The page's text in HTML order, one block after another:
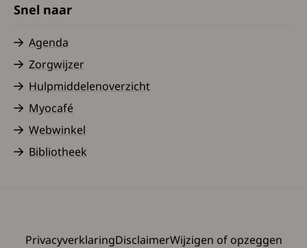
Snel naar
Agenda
Zorgwijzer
Hulpmiddelenoverzicht
Myocafé
Webwinkel
Bibliotheek
PrivacyverklaringDisclaimerWijzigen of opzeggen